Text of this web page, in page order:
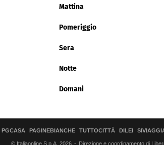
Mattina
Pomeriggio
Sera
Notte
Domani
PGCASA PAGINEBIANCHE TUTTOCITTÀ DILEI
© Italiaonline S.p.A. 2026 Direzione e coordinamento di